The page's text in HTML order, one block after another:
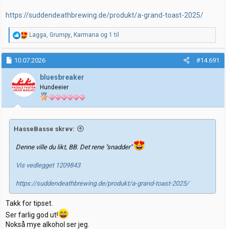
https://suddendeathbrewing.de/produkt/a-grand-toast-2025/
R
e
a
k
s
j
o
n
r
Lagga, Grumpy, Karmana og 1 til
10.07.2026 #14.691
bluesbreaker
Hundeeier
HasseBasse skrev:
Denne ville du likt, BB. Det rene "snadder"
Vis vedlegget 1209843
https://suddendeathbrewing.de/produkt/a-grand-toast-2025/
Takk for tipset.
Ser farlig god ut!
Nokså mye alkohol ser jeg.